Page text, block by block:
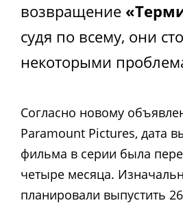
возвращение
судя по всему, они
некоторыми
Согласно новому
Paramount Pictures, дата
фильма в серии была
четыре месяца.
планировали выпустить